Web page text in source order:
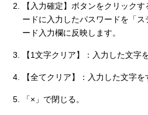
【入力確定】ボタンをクリック
ードに入力したパスワードを「
ード入力欄に反映します。
【1文字クリア】：入力した文字
【全てクリア】：入力した文字を
「×」で閉じる。